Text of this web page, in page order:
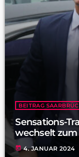
BEITRAG
Sensations-
wechselt zum
today 4. JANUAR 2024